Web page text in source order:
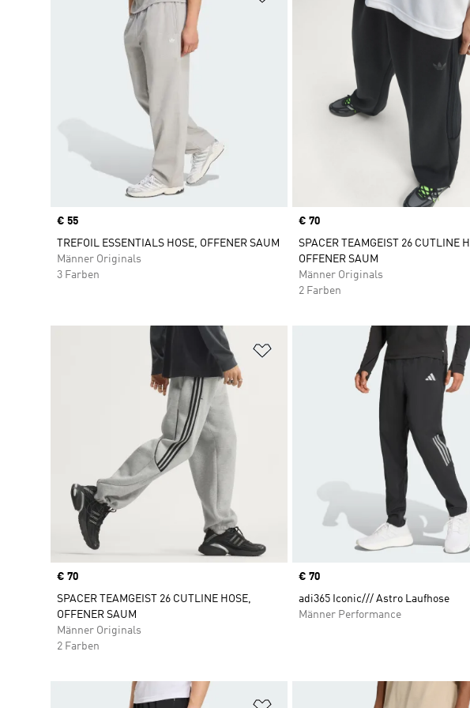
Price
€ 55
TREFOIL ESSENTIALS HOSE, OFFENER SAUM
Männer Originals
3 Farben
Price
€ 70
SPACER TEAMGEIST 26 CUTLINE
OFFENER SAUM
Männer Originals
2 Farben
Zur Wunschliste hinzufügen
Price
€ 70
SPACER TEAMGEIST 26 CUTLINE HOSE,
OFFENER SAUM
Männer Originals
2 Farben
Price
€ 70
adi365 Iconic/// Astro Laufhose
Männer Performance
Zur Wunschliste hinzufügen